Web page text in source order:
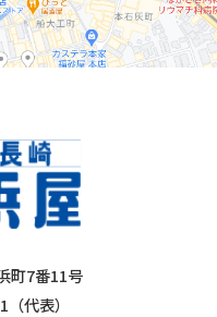
町7番11号
代表）